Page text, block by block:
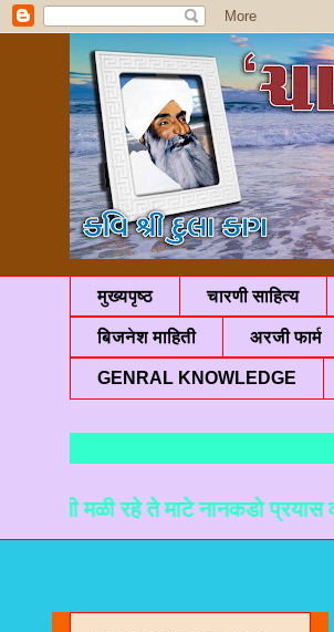
मुख्यपृष्ठ चारणी साहित्य
बिजनेश माहिती अरजी फार्म
GENRAL KNOWLEDGE
मळी रहे ते माटे नानकडो प्रयास करेल छे.